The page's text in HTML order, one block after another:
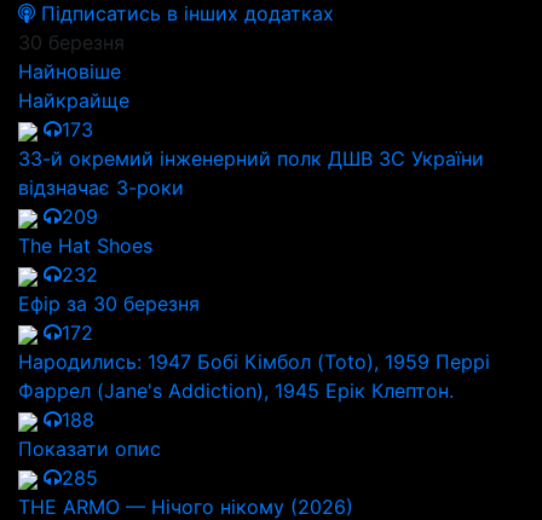
Підписатись в інших додатках
30 березня
Найновіше
Найкрайще
173
33-й окремий інженерний полк ДШВ ЗС України
відзначає 3-роки
209
The Hat Shoes
232
Ефір за 30 березня
172
Народились: 1947 Бобі Кімбол (Toto), 1959 Перрі
Фаррел (Jane's Addiction), 1945 Ерік Клептон.
188
Показати опис
285
THE ARMO — Нічого нікому (2026)